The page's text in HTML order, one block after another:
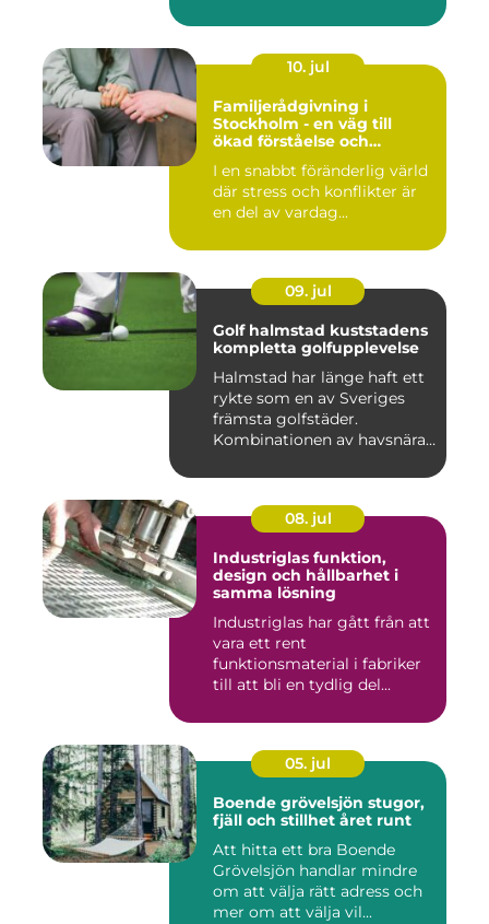
10. jul
Familjerådgivning i
Stockholm - en väg till
ökad förståelse och
I en snabbt föränderlig värld
där stress och konflikter är
en del av vardag...
09. jul
Golf halmstad kuststadens
kompletta golfupplevelse
Halmstad har länge haft ett
rykte som en av Sveriges
främsta golfstäder.
Kombinationen av havsnära
08. jul
Industriglas funktion,
design och hållbarhet i
samma lösning
Industriglas har gått från att
vara ett rent
funktionsmaterial i fabriker
till att bli en tydlig del...
05. jul
Boende grövelsjön stugor,
fjäll och stillhet året runt
Att hitta ett bra Boende
Grövelsjön handlar mindre
om att välja rätt adress och
mer om att välja vil...